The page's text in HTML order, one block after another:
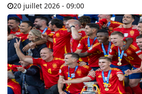
20 juillet 2026 - 09:00